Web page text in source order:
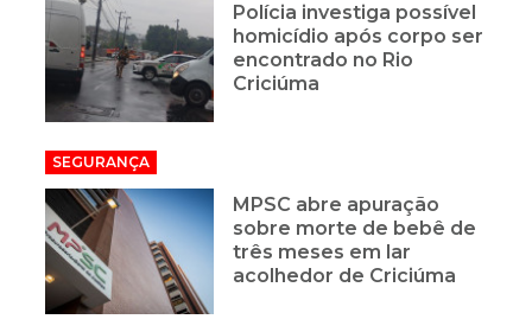
Polícia investiga possível
homicídio após corpo ser
encontrado no Rio
Criciúma
SEGURANÇA
MPSC abre apuração
sobre morte de bebê de
três meses em lar
acolhedor de Criciúma